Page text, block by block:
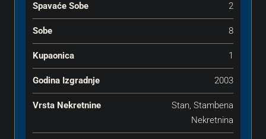
Spavaće Sobe 2
Sobe 8
Kupaonica 1
Godina Izgradnje 2003
Vrsta Nekretnine
Stan, Stambena
Nekretnina